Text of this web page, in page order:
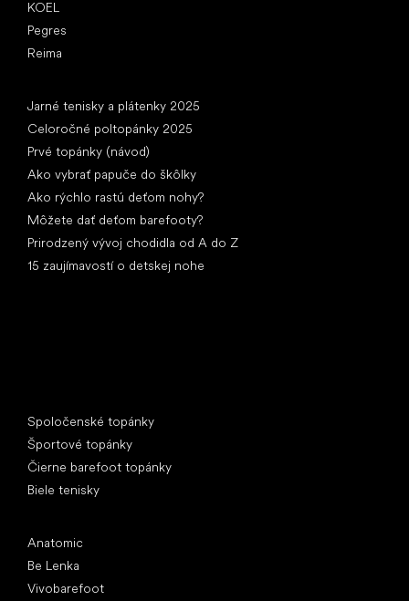
KOEL
Pegres
Reima
Jarné tenisky a plátenky 2025
Celoročné poltopánky 2025
Prvé topánky (návod)
Ako vybrať papuče do škôlky
Ako rýchlo rastú deťom nohy?
Môžete dať deťom barefooty?
Prirodzený vývoj chodidla od A do Z
15 zaujímavostí o detskej nohe
Spoločenské topánky
Športové topánky
Čierne barefoot topánky
Biele tenisky
Anatomic
Be Lenka
Vivobarefoot